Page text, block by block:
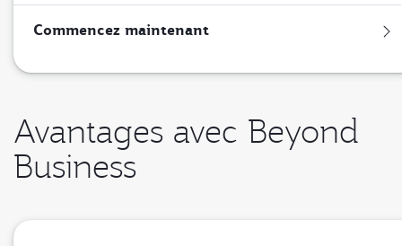
Commencez maintenant
Avantages avec Beyond
Business